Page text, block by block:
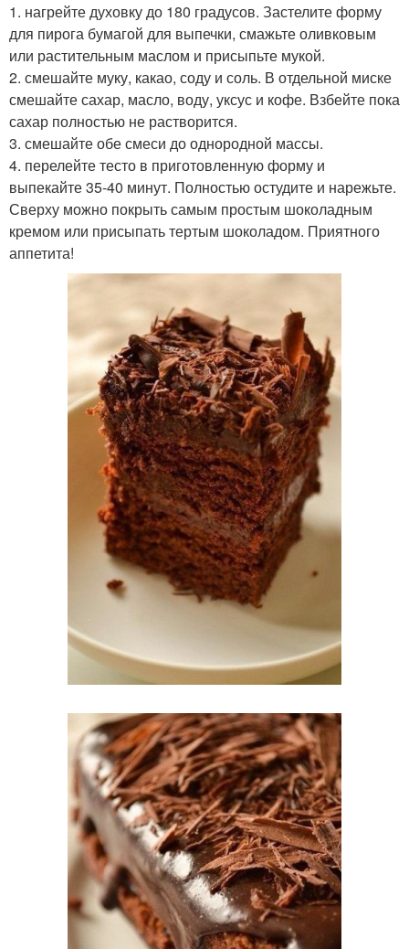
1. нагрейте духовку до 180 градусов. Застелите форму
для пирога бумагой для выпечки, смажьте оливковым
или растительным маслом и присыпьте мукой.
2. смешайте муку, какао, соду и соль. В отдельной миске
смешайте сахар, масло, воду, уксус и кофе. Взбейте пока
сахар полностью не растворится.
3. смешайте обе смеси до однородной массы.
4. перелейте тесто в приготовленную форму и
выпекайте 35-40 минут. Полностью остудите и нарежьте.
Сверху можно покрыть самым простым шоколадным
кремом или присыпать тертым шоколадом. Приятного
аппетита!